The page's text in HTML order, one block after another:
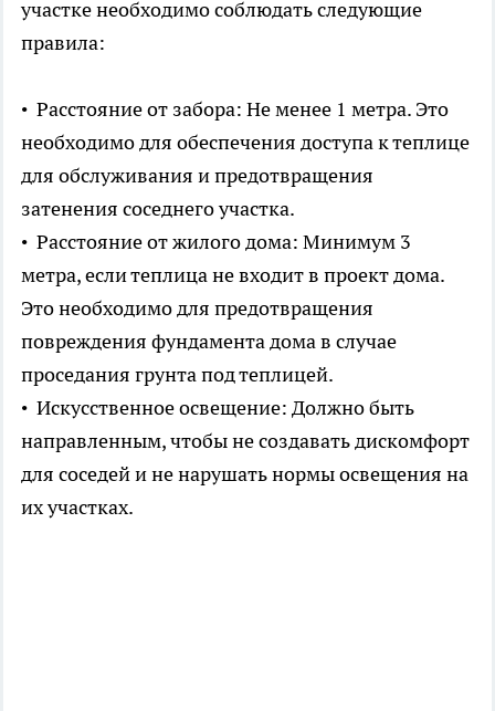
участке необходимо соблюдать следующие
правила:
• Расстояние от забора: Не менее 1 метра. Это
необходимо для обеспечения доступа к теплице
для обслуживания и предотвращения
затенения соседнего участка.
• Расстояние от жилого дома: Минимум 3
метра, если теплица не входит в проект дома.
Это необходимо для предотвращения
повреждения фундамента дома в случае
проседания грунта под теплицей.
• Искусственное освещение: Должно быть
направленным, чтобы не создавать дискомфорт
для соседей и не нарушать нормы освещения на
их участках.